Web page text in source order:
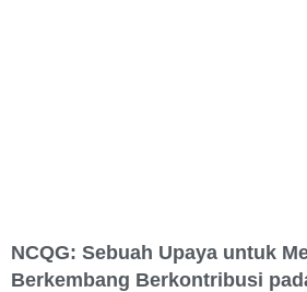
NCQG: Sebuah Upaya untuk
Berkembang Berkontribusi